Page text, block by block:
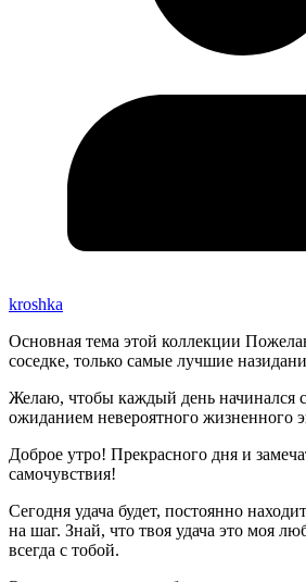
kroshka
Основная тема этой коллекции
соседке, только самые лучшие
Желаю, чтобы каждый день начинался
ожиданием невероятного жизненного
Доброе утро! Прекрасного дня и
самочувствия!
Сегодня удача будет, постоянно
на шаг. Знай, что твоя удача это моя
всегда с тобой.